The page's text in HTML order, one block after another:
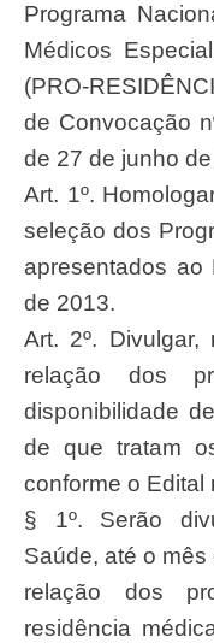
Programa
Médicos
(PRO-
de Convocação
de 27 de junho
Art. 1º.
seleção dos
apresentados ao
de 2013.
Art. 2º.
relação dos
disponibilidade
de que tratam
conforme o Edital
§ 1º. Serão
Saúde, até o
relação dos
residência